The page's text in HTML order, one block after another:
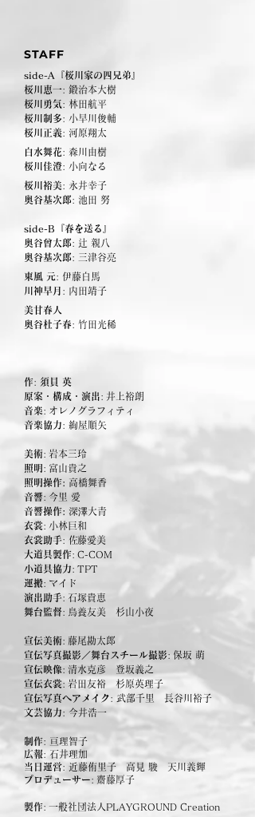
STAFF
side-A『桜川家の四兄弟』
桜川恵一: 鍛治本大樹
桜川勇気: 林田航平
桜川制多: 小早川俊輔
桜川正義: 河原翔太
白水舞花: 森川由樹
桜川佳澄: 小向なる
桜川裕美: 永井幸子
奥谷基次郎: 池田 努
side-B『春を送る』
奥谷曾太郎: 辻 親八
奥谷基次郎: 三津谷亮
東風 元: 伊藤白馬
川神早月 : 内田靖子
美甘春人
奥谷杜子春: 竹田光稀
作: 須貝 英
原案・構成・ 演出: 井上裕朗
音楽: オレノグラフィティ
音楽協力: 絢屋順矢
美術: 岩本三玲
照明 : 富山貴之
照明操作: 高橋舞香
音響: 今里 愛
音響操作: 深澤大青
衣裳: 小林巨和
衣裳助手: 佐藤愛美
大道具製作: C-COM
小道具協力: TPT
運搬: マイド
演出助手: 石塚貴恵
舞台監督: 鳥養友美 杉山小夜
宣伝美術: 藤尾勘太郎
宣伝写真撮影／舞台スチール撮影: 保坂 萌
宣伝映像: 清水克彦 登坂義之
宣伝衣裳: 岩田友裕 杉原英理子
宣伝写真ヘアメイク: 武部千里 長谷川裕子
文芸協力: 今井浩一
制作: 亘理智子
広報: 石井理加
当日運営: 近藤侑里子 高見 駿 天川義輝
プロデューサー: 齋藤厚子
製作: 一般社団法人PLAYGROUND Creation